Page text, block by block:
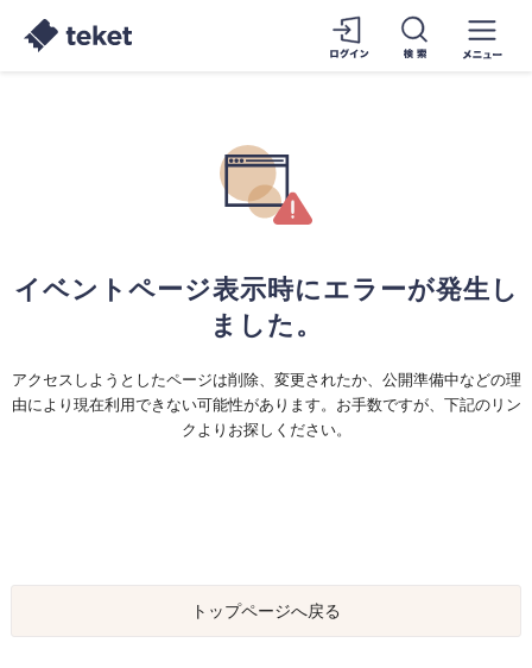
イベントページ表示時にエラーが発生し
ました。
アクセスしようとしたページは削除、変更されたか、公開準備中などの理
由により現在利用できない可能性があります。お手数ですが、下記のリン
クよりお探しください。
トップページへ戻る